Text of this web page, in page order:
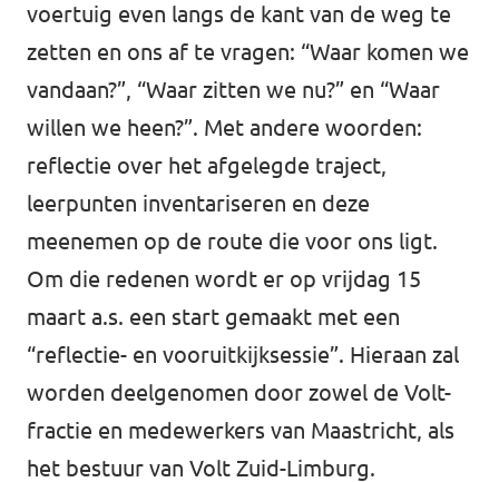
voertuig even langs de kant van de weg te
zetten en ons af te vragen: “Waar komen we
vandaan?”, “Waar zitten we nu?” en “Waar
willen we heen?”. Met andere woorden:
reflectie over het afgelegde traject,
leerpunten inventariseren en deze
meenemen op de route die voor ons ligt.
Om die redenen wordt er op vrijdag 15
maart a.s. een start gemaakt met een
“reflectie- en vooruitkijksessie”. Hieraan zal
worden deelgenomen door zowel de Volt-
fractie en medewerkers van Maastricht, als
het bestuur van Volt Zuid-Limburg.